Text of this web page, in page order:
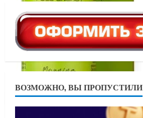
ВОЗМОЖНО, ВЫ ПРОПУСТИЛИ